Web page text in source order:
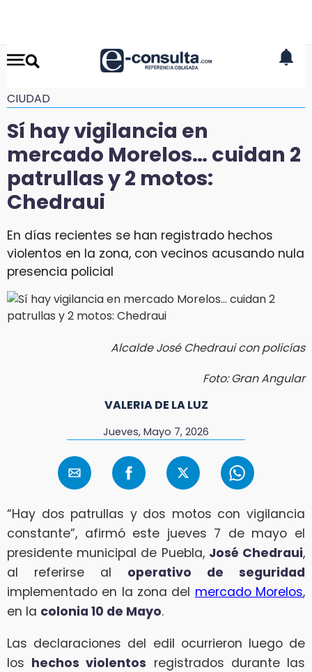
CIUDAD
Sí hay vigilancia en
mercado Morelos… cuidan 2
patrullas y 2 motos:
Chedraui
En días recientes se han registrado hechos
violentos en la zona, con vecinos acusando nula
presencia policial
Alcalde José Chedraui con policías
Foto: Gran Angular
VALERIA DE LA LUZ
Jueves, Mayo 7, 2026
“Hay dos patrullas y dos motos con vigilancia
constante”, afirmó este jueves 7 de mayo el
presidente municipal de Puebla, José Chedraui,
al referirse al operativo de seguridad
implementado en la zona del mercado Morelos,
en la colonia 10 de Mayo.
Las declaraciones del edil ocurrieron luego de
los hechos violentos registrados durante las